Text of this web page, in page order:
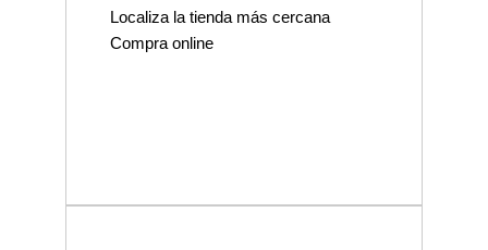
Localiza la tienda más cercana
Compra online